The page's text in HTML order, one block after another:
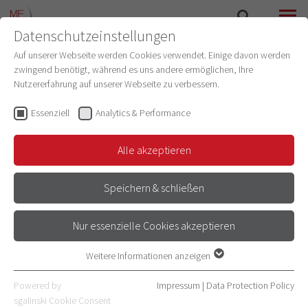
PHYSIOLOGY AND PATHOPHYSIOLOGY
Prof. Andreas Draguhn
Alexander Groh
FORSCHUNG
SCHWERPUNKTE
Die Forschung im Kann Labor hat zwei wissenschaftliche
Schwerpunkte.
Datenschutzeinstellungen
Auf unserer Webseite werden Cookies verwendet. Einige davon werden
zwingend benötigt, während es uns andere ermöglichen, Ihre
Nutzererfahrung auf unserer Webseite zu verbessern.
Essenziell Analytics & Performance
Alle akzeptieren
Speichern & schließen
Nur essenzielle Cookies akzeptieren
Essenzielle Cookies werden für grundlegende Funktionen der
Webseite benötigt. Dadurch ist gewährleistet, dass die Webseite
Weitere Informationen anzeigen
Powered by
sgalinski Cookie Consent
Impressum | Data Protection Policy